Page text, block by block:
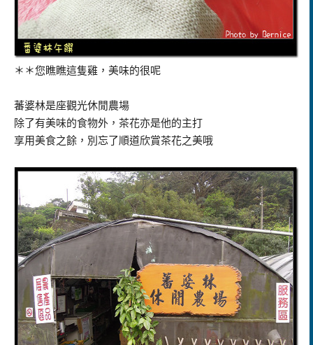
＊＊您瞧瞧這隻雞，美味的很呢
蕃婆林是座觀光休閒農場
除了有美味的食物外，茶花亦是他的主打
享用美食之餘，別忘了順道欣賞茶花之美哦